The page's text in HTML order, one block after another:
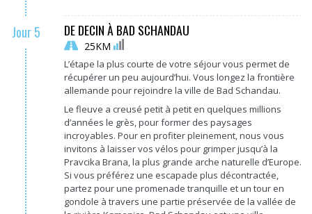
Jour 5 DE DECIN À BAD SCHANDAU
25KM
L’étape la plus courte de votre séjour vous permet de
récupérer un peu aujourd’hui. Vous longez la frontière
allemande pour rejoindre la ville de Bad Schandau.
Le fleuve a creusé petit à petit en quelques millions
d’années le grès, pour former des paysages
incroyables. Pour en profiter pleinement, nous vous
invitons à laisser vos vélos pour grimper jusqu’à la
Pravcika Brana, la plus grande arche naturelle d’Europe.
Si vous préférez une escapade plus décontractée,
partez pour une promenade tranquille et un tour en
gondole à travers une partie préservée de la vallée de